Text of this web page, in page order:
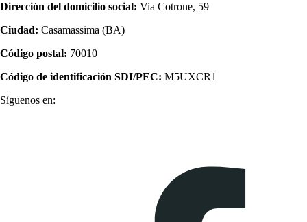
Dirección del domicilio social: Via Cotrone, 59
Ciudad: Casamassima (BA)
Código postal: 70010
Código de identificación SDI/PEC: M5UXCR1
Síguenos en: